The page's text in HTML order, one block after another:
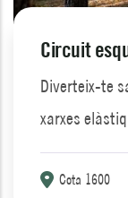
Circuit
Diverteix-te
xarxes
Cota 1600